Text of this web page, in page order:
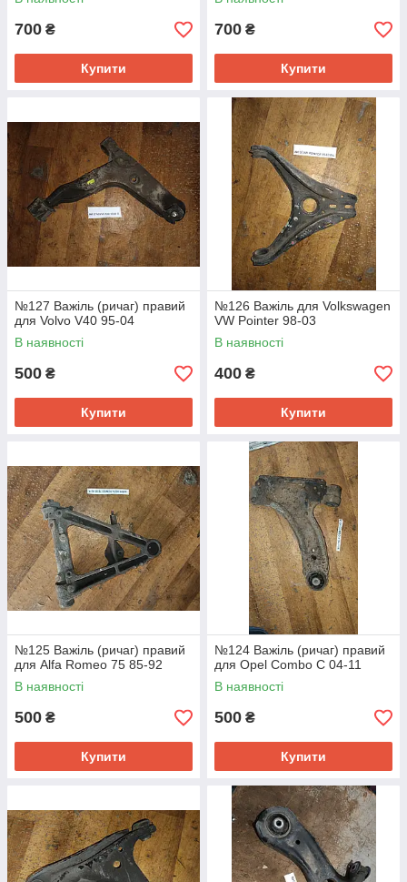
700 ₴
Купити
700 ₴
Купити
№127 Важіль (ричаг) правий
для Volvo V40 95-04
В наявності
500 ₴
Купити
№126 Важіль для Volkswagen
VW Pointer 98-03
В наявності
400 ₴
Купити
№125 Важіль (ричаг) правий
для Alfa Romeo 75 85-92
В наявності
500 ₴
Купити
№124 Важіль (ричаг) правий
для Opel Combo C 04-11
В наявності
500 ₴
Купити